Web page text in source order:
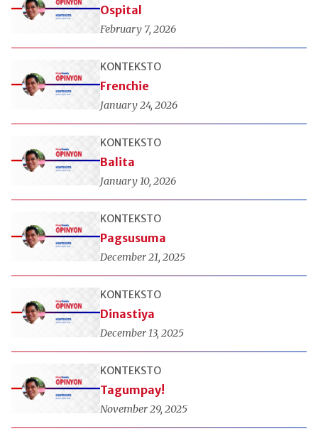
Ospital
February 7, 2026
KONTEKSTO
Frenchie
January 24, 2026
KONTEKSTO
Balita
January 10, 2026
KONTEKSTO
Pagsusuma
December 21, 2025
KONTEKSTO
Dinastiya
December 13, 2025
KONTEKSTO
Tagumpay!
November 29, 2025